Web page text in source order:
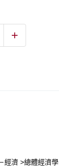
經濟 >總體經濟學